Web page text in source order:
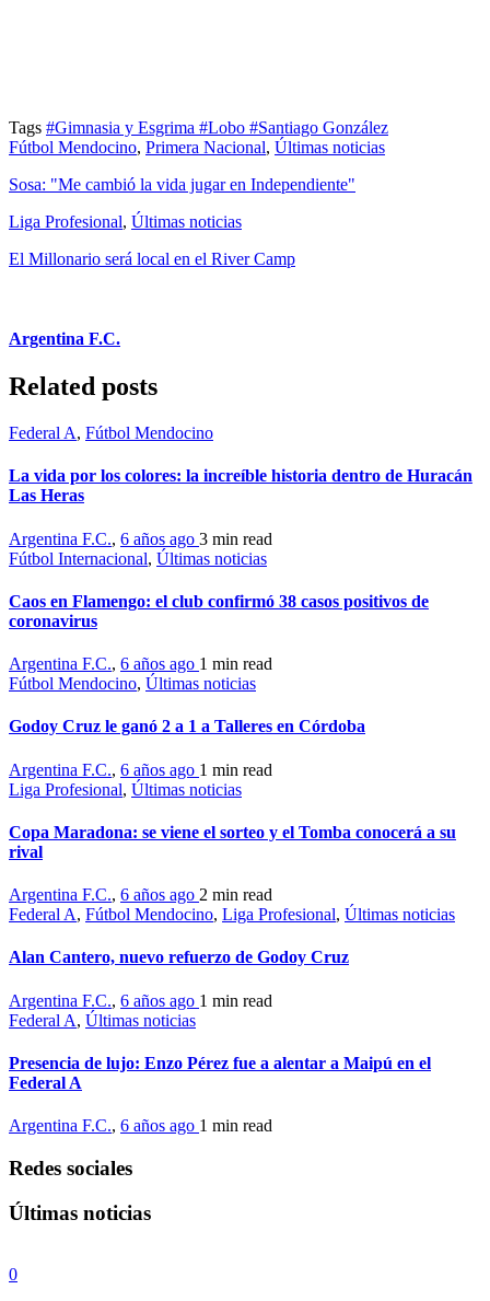
Tags #Gimnasia y Esgrima #Lobo #Santiago González
Fútbol Mendocino, Primera Nacional, Últimas noticias
Sosa: "Me cambió la vida jugar en Independiente"
Liga Profesional, Últimas noticias
El Millonario será local en el River Camp
Argentina F.C.
Related posts
Federal A, Fútbol Mendocino
La vida por los colores: la increíble historia dentro de Huracán
Las Heras
Argentina F.C., 6 años ago 3 min read
Fútbol Internacional, Últimas noticias
Caos en Flamengo: el club confirmó 38 casos positivos de
coronavirus
Argentina F.C., 6 años ago 1 min read
Fútbol Mendocino, Últimas noticias
Godoy Cruz le ganó 2 a 1 a Talleres en Córdoba
Argentina F.C., 6 años ago 1 min read
Liga Profesional, Últimas noticias
Copa Maradona: se viene el sorteo y el Tomba conocerá a su
rival
Argentina F.C., 6 años ago 2 min read
Federal A, Fútbol Mendocino, Liga Profesional, Últimas noticias
Alan Cantero, nuevo refuerzo de Godoy Cruz
Argentina F.C., 6 años ago 1 min read
Federal A, Últimas noticias
Presencia de lujo: Enzo Pérez fue a alentar a Maipú en el
Federal A
Argentina F.C., 6 años ago 1 min read
Redes sociales
Últimas noticias
0